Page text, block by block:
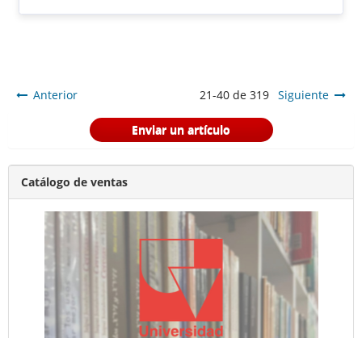
Anterior 21-40 de 319 Siguiente
Enviar un artículo
Catálogo de ventas